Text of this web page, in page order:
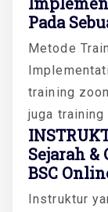
Pada
Metode
training
juga
Sejarah &
BSC
Instruktur